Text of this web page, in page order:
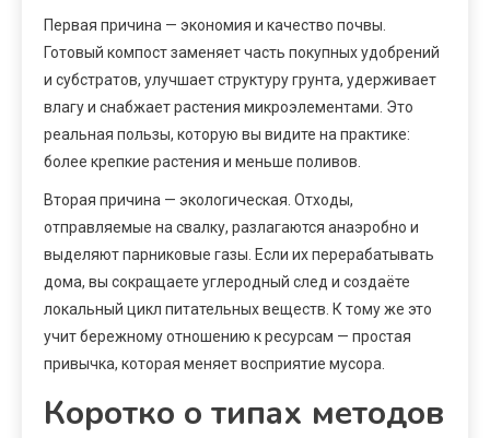
Первая причина — экономия и качество почвы.
Готовый компост заменяет часть покупных удобрений
и субстратов, улучшает структуру грунта, удерживает
влагу и снабжает растения микроэлементами. Это
реальная пользы, которую вы видите на практике:
более крепкие растения и меньше поливов.
Вторая причина — экологическая. Отходы,
отправляемые на свалку, разлагаются анаэробно и
выделяют парниковые газы. Если их перерабатывать
дома, вы сокращаете углеродный след и создаёте
локальный цикл питательных веществ. К тому же это
учит бережному отношению к ресурсам — простая
привычка, которая меняет восприятие мусора.
Коротко о типах методов